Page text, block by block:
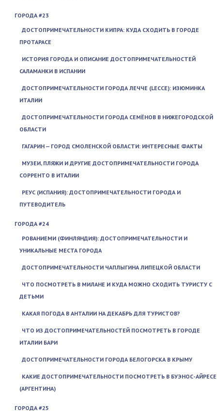
ГОРОДА #23
ДОСТОПРИМЕЧАТЕЛЬНОСТИ КИПРА: КУДА СХОДИТЬ В ГОРОДЕ
ПРОТАРАСЕ
ИСТОРИЯ ГОРОДА И ОПИСАНИЕ ДОСТОПРИМЕЧАТЕЛЬНОСТЕЙ
САЛАМАНКИ В ИСПАНИИ
ДОСТОПРИМЕЧАТЕЛЬНОСТИ ГОРОДА ЛЕЧЧЕ (LECCE): ИЗЮМИНКА
ИТАЛИИ
ДОСТОПРИМЕЧАТЕЛЬНОСТИ ГОРОДА СЕМЁНОВ В НИЖЕГОРОДСКОЙ
ОБЛАСТИ
ГАГАРИН — ГОРОД СМОЛЕНСКОЙ ОБЛАСТИ: ИНТЕРЕСНЫЕ ФАКТЫ
МУЗЕИ, ПЛЯЖИ И ДРУГИЕ ДОСТОПРИМЕЧАТЕЛЬНОСТИ ГОРОДА
СОРРЕНТО В ИТАЛИИ
РЕУС (ИСПАНИЯ): ДОСТОПРИМЕЧАТЕЛЬНОСТИ ГОРОДА И
ПУТЕВОДИТЕЛЬ
ГОРОДА #24
РОВАНИЕМИ (ФИНЛЯНДИЯ): ДОСТОПРИМЕЧАТЕЛЬНОСТИ И
УНИКАЛЬНЫЕ МЕСТА ГОРОДА
ДОСТОПРИМЕЧАТЕЛЬНОСТИ ЧАПЛЫГИНА ЛИПЕЦКОЙ ОБЛАСТИ
ЧТО ПОСМОТРЕТЬ В МИЛАНЕ И КУДА МОЖНО СХОДИТЬ ТУРИСТУ С
ДЕТЬМИ
КАКАЯ ПОГОДА В АНТАЛИИ НА ДЕКАБРЬ ДЛЯ ТУРИСТОВ?
ЧТО ИЗ ДОСТОПРИМЕЧАТЕЛЬНОСТЕЙ ПОСМОТРЕТЬ В ГОРОДЕ
ИТАЛИИ БАРИ
ДОСТОПРИМЕЧАТЕЛЬНОСТИ ГОРОДА БЕЛОГОРСКА В КРЫМУ
КАКИЕ ДОСТОПРИМЕЧАТЕЛЬНОСТИ ПОСМОТРЕТЬ В БУЭНОС-АЙРЕСЕ
(АРГЕНТИНА)
ГОРОДА #25